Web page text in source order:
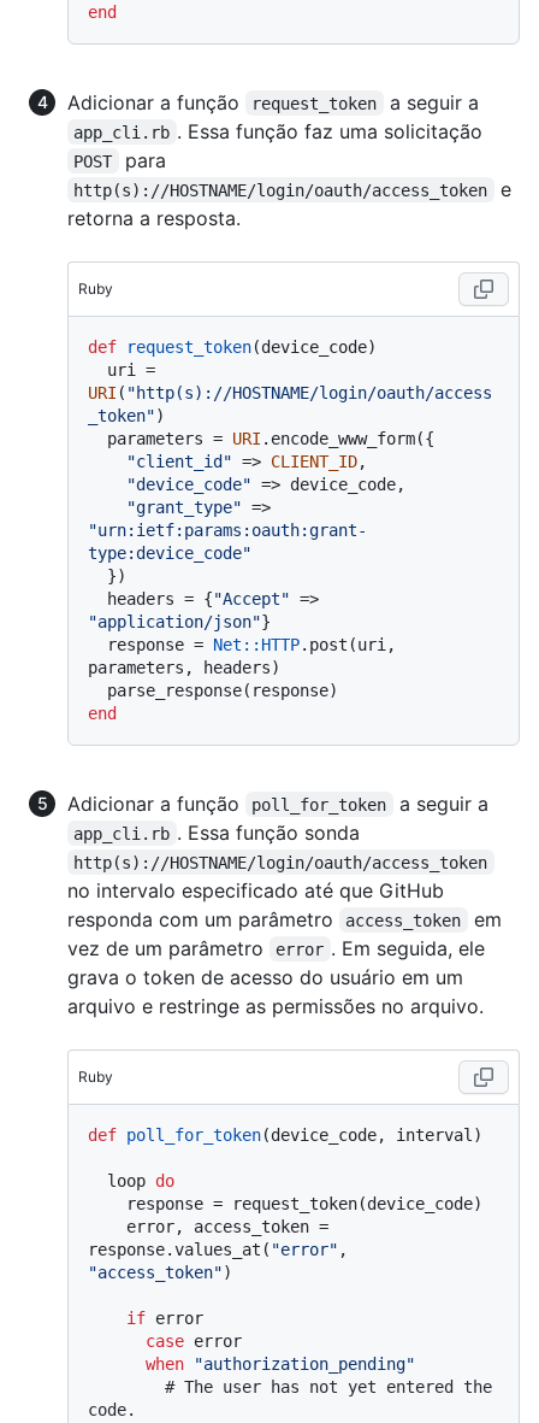
end
Adicionar a função request_token a seguir a
app_cli.rb . Essa função faz uma solicitação
POST para
http(s)://HOSTNAME/login/oauth/access_token
e
retorna a resposta.
Ruby
def request_token(device_code)
URI ( "http(s)://HOSTNAME/login/oauth/access
_token")
  parameters =
URI .encode_www_form({
"client_id" => CLIENT_ID,
"device_code" => device_code,
"grant_type"
"urn:ietf:params:oauth:grant-
type:device_code"
  headers = {
"Accept"
"application/json"}
  response =
Net : :HTTP.post(uri,
parameters, headers)
end
Adicionar a função poll_for_token a seguir a
app_cli.rb . Essa função sonda
http(s)://HOSTNAME/login/oauth/access_token
no intervalo especificado até que GitHub
responda com um parâmetro
access_token
em
vez de um parâmetro
error . Em seguida, ele
grava o token de acesso do usuário em um
arquivo e restringe as permissões no arquivo.
Ruby
def poll_for_token(device_code, interval )
  loop
do
response.values_at( "error"
"access_token")
if error
case error
when
"authorization_pending"
# The user has not yet entered the
code.